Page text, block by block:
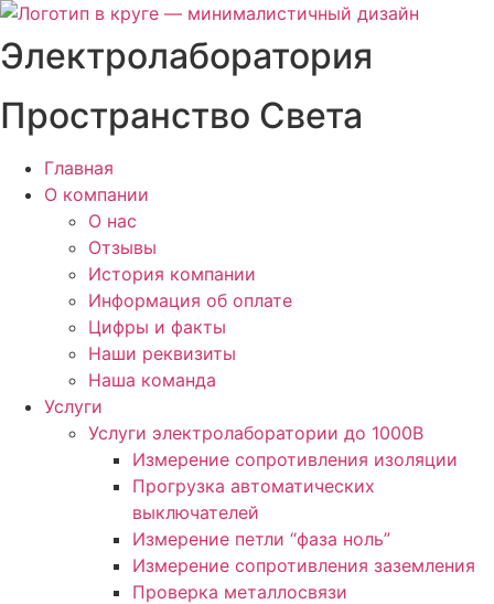
Перейти
к
содержимому
Электролаборатория
Пространство Света
Главная
О компании
О нас
Отзывы
История компании
Информация об оплате
Цифры и факты
Наши реквизиты
Наша команда
Услуги
Услуги электролаборатории до 1000В
Измерение сопротивления изоляции
Прогрузка автоматических
выключателей
Измерение петли “фаза ноль”
Измерение сопротивления заземления
Проверка металлосвязи